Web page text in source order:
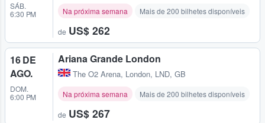
SÁB.
6:30 PM
Na próxima semana Mais de 200 bilhetes disponíveis
de US$ 262
16 DE
AGO.
DOM.
6:00 PM
Ariana Grande London
The O2 Arena, London, LND, GB
Na próxima semana Mais de 200 bilhetes disponíveis
de US$ 267